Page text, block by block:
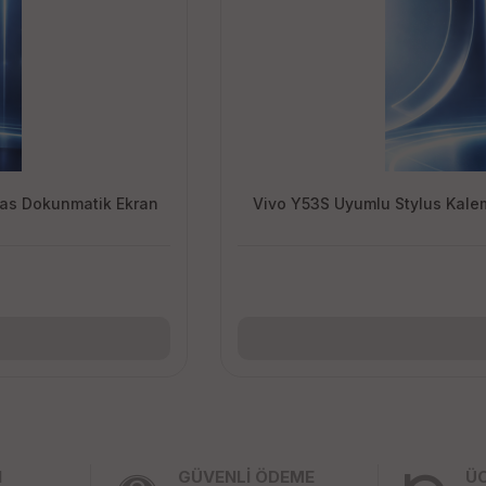
Dokunmatik Ekran Vivo Y53S Uyumlu Stylus
GÜVENLİ ÖDEME